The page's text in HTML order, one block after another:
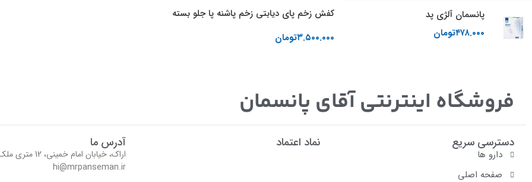
پانسمان آلژی پد
۴۷۸.۰۰۰تومان
کفش زخم پای دیابتی زخم پاشنه پا جلو بسته
۳.۵۰۰.۰۰۰تومان
فروشگاه اینترنتی آقای پانسمان
دسترسی سریع
دارو ها
صفحه اصلی
نماد اعتماد آدرس ما
اراک، خیابان امام خمینی، 12 متری ملک (جمال الدین اسد آبادی) مجتمع نگین طبقه منفی 1
hi@mrpanseman.ir